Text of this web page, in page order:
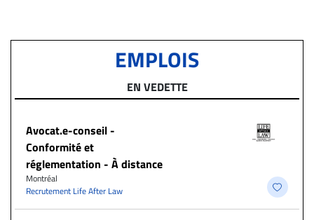
EMPLOIS
EN VEDETTE
​Avocat.e-conseil -
Conformité et
réglementation - À distance
Montréal
Recrutement Life After Law